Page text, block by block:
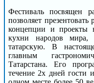
Фестиваль посвящен
позволяет
концепции и проекты
кухни народов
татарскую. В
главным
Татарстана. Его
течение 2х дней гости